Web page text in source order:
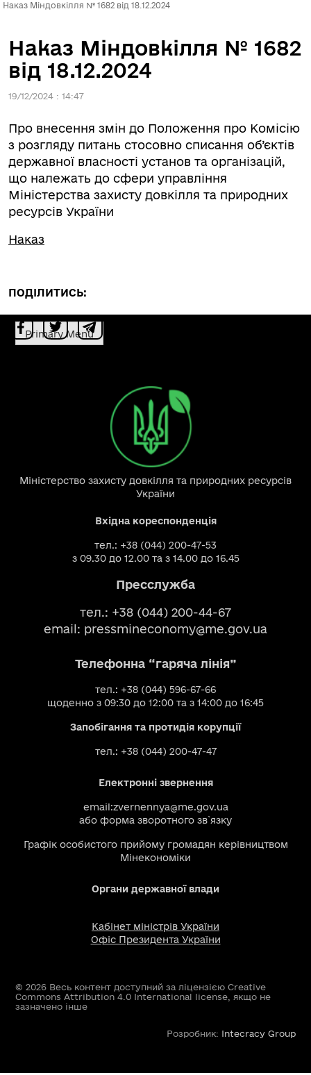
Наказ Міндовкілля № 1682 від 18.12.2024
Наказ Міндовкілля № 1682
від 18.12.2024
19/12/2024 : 14:47
Про внесення змін до Положення про Комісію
з розгляду питань стосовно списання об’єктів
державної власності установ та організацій,
що належать до сфери управління
Міністерства захисту довкілля та природних
ресурсів України
Наказ
ПОДІЛИТИСЬ:
Primary Menu
Міністерство захисту довкілля та природних ресурсів
України
Вхідна кореспонденція
тел.: +38 (044) 200-47-53
з 09.30 до 12.00 та з 14.00 до 16.45
Пресслужба
тел.: +38 (044) 200-44-67
email: pressmineconomy@me.gov.ua
Телефонна “гаряча лінія”
тел.: +38 (044) 596-67-66
щоденно з 09:30 до 12:00 та з 14:00 до 16:45
Запобігання та протидія корупції
тел.: +38 (044) 200-47-47
Електронні звернення
email:zvernennya@me.gov.ua
або форма зворотного зв`язку
Графік особистого прийому громадян керівництвом
Мінекономіки
Органи державної влади
Кабінет міністрів України
Офіс Президента України
© 2026 Весь контент доступний за ліцензією Creative
Commons Attribution 4.0 International license, якщо не
зазначено інше
Розробник: Intecracy Group